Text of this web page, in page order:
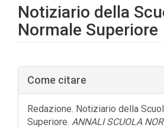
Notiziario della
Normale Superiore
Barra
laterale
dell'articolo
Come citare
Redazione. Notiziario della
Superiore. ANNALI SCUOLA